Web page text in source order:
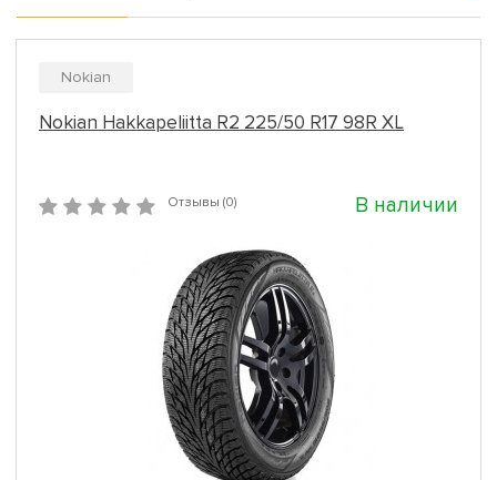
Nokian
Nokian Hakkapeliitta R2 225/50 R17 98R XL
Отзывы (0) В наличии